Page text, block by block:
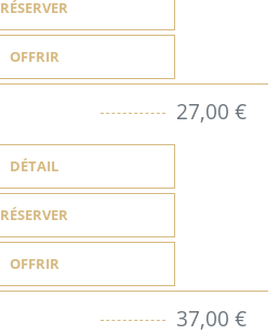
RÉSERVER
OFFRIR
27,00 €
DÉTAIL
RÉSERVER
OFFRIR
37,00 €